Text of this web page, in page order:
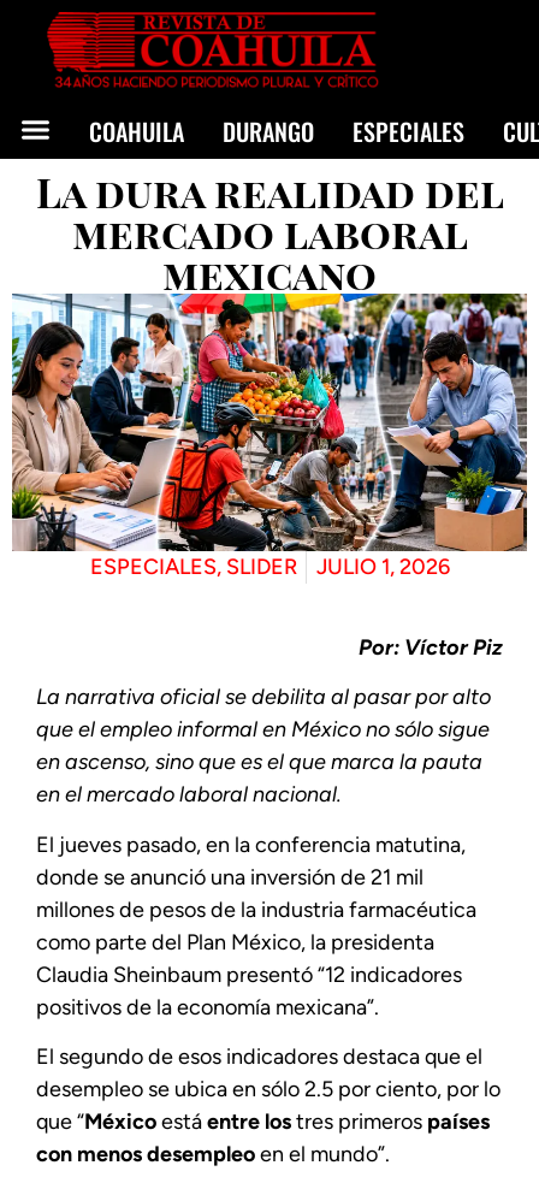
COAHUILA DURANGO ESPECIALES
La dura realidad del
mercado laboral
mexicano
ESPECIALES, SLIDER JULIO 1, 2026
Por: Víctor Piz
La narrativa oficial se debilita al pasar por alto
que el empleo informal en México no sólo sigue
en ascenso, sino que es el que marca la pauta
en el mercado laboral nacional.
El jueves pasado, en la conferencia matutina,
donde se anunció una inversión de 21 mil
millones de pesos de la industria farmacéutica
como parte del Plan México, la presidenta
Claudia Sheinbaum presentó “12 indicadores
positivos de la economía mexicana”.
El segundo de esos indicadores destaca que el
desempleo se ubica en sólo 2.5 por ciento, por lo
que “Méxicoestáentre lostres primeros países
con menos desempleoen el mundo”.